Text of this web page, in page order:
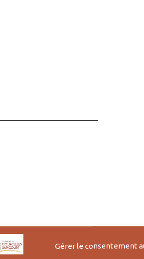
Gérer le consentement